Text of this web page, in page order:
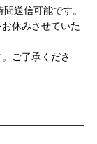
送信可能です。
休みさせていた
ご了承くださ